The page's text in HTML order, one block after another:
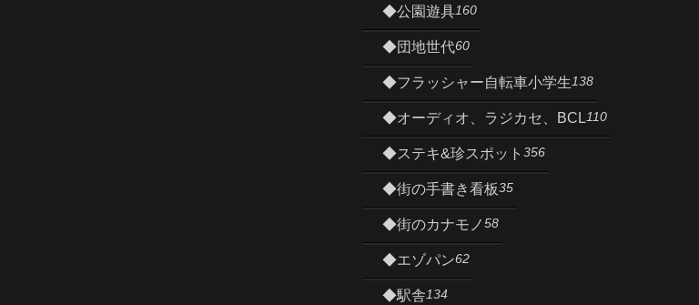
◆公園遊具160
◆団地世代60
◆フラッシャー自転車小学生138
◆オーディオ、ラジカセ、BCL110
◆ステキ&珍スポット 356
◆街の手書き看板35
◆街のカナモノ58
◆エゾパン62
◆駅舎134